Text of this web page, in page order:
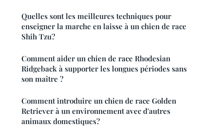
Quelles sont les meilleures techniques pour
enseigner la marche en laisse à un chien de race
Shih Tzu?
Comment aider un chien de race Rhodesian
Ridgeback à supporter les longues périodes sans
son maître ?
Comment introduire un chien de race Golden
Retriever à un environnement avec d'autres
animaux domestiques?